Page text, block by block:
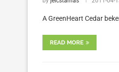
A GreenHeart Cedar
READ MORE